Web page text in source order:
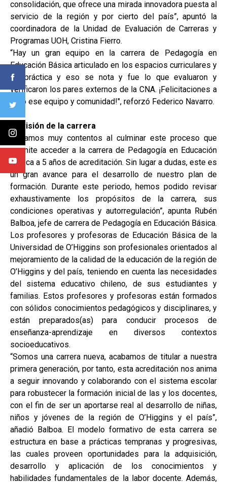
consolidación, que ofrece una mirada innovadora puesta al
servicio de la región y por cierto del país”, apuntó la
coordinadora de la Unidad de Evaluación de Carreras y
Programas UOH, Cristina Fierro.
“Hay un gran equipo en la carrera de Pedagogía en
Educación Básica articulado en los espacios curriculares y
de práctica y eso se nota y fue lo que evaluaron y
verificaron los pares externos de la CNA. ¡Felicitaciones a
todo ese equipo y comunidad!", reforzó Federico Navarro.
La visión de la carrera
"Estamos muy contentos al culminar este proceso que
permite acceder a la carrera de Pedagogía en Educación
Básica a 5 años de acreditación. Sin lugar a dudas, este es
un gran avance para el desarrollo de nuestro plan de
formación. Durante este periodo, hemos podido revisar
exhaustivamente los propósitos de la carrera, sus
condiciones operativas y autorregulación”, apunta Rubén
Balboa, jefe de carrera de Pedagogía en Educación Básica.
Los profesores y profesoras de Educación Básica de la
Universidad de O’Higgins son profesionales orientados al
mejoramiento de la calidad de la educación de la región de
O’Higgins y del país, teniendo en cuenta las necesidades
del sistema educativo chileno, de sus estudiantes y
familias. Estos profesores y profesoras están formados
con sólidos conocimientos pedagógicos y disciplinares, y
están preparados(as) para conducir procesos de
enseñanza-aprendizaje en diversos contextos
socioeducativos.
“Somos una carrera nueva, acabamos de titular a nuestra
primera generación, por tanto, esta acreditación nos anima
a seguir innovando y colaborando con el sistema escolar
para robustecer la formación inicial de las y los docentes,
con el fin de ser un aportarse real al desarrollo de niñas,
niños y jóvenes de la región de O’Higgins y el país”,
añadió Balboa. El modelo formativo de esta carrera se
estructura en base a prácticas tempranas y progresivas,
las cuales proveen oportunidades para la adquisición,
desarrollo y aplicación de los conocimientos y
habilidades fundamentales de la labor docente. Además,